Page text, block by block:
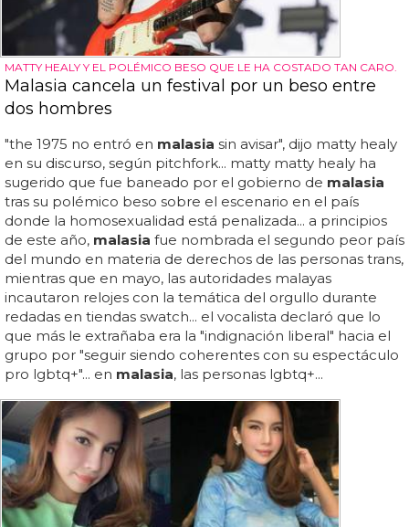
MATTY HEALY Y EL POLÉMICO BESO QUE LE HA COSTADO TAN CARO.
Malasia cancela un festival por un beso entre
dos hombres
"the 1975 no entró en malasia sin avisar", dijo matty healy
en su discurso, según pitchfork... matty matty healy ha
sugerido que fue baneado por el gobierno de malasia
tras su polémico beso sobre el escenario en el país
donde la homosexualidad está penalizada... a principios
de este año, malasia fue nombrada el segundo peor país
del mundo en materia de derechos de las personas trans,
mientras que en mayo, las autoridades malayas
incautaron relojes con la temática del orgullo durante
redadas en tiendas swatch... el vocalista declaró que lo
que más le extrañaba era la "indignación liberal" hacia el
grupo por "seguir siendo coherentes con su espectáculo
pro lgbtq+"... en malasia, las personas lgbtq+...